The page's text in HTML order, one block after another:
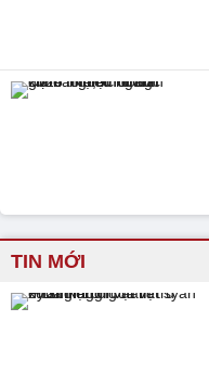
TIN MỚI